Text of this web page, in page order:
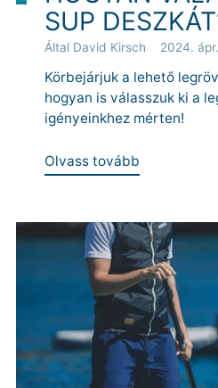
SUP
Által David Kirsch 2024.
Körbejárjuk a lehető
hogyan is válasszuk ki a
igényeinkhez mérten!
Olvass tovább